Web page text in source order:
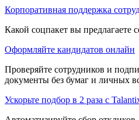
Корпоративная поддержка
Какой соцпакет вы предлагаете
Оформляйте кандидатов онлайн
Проверяйте сотрудников и
документы без бумаг и личных
Ускорьте подбор в 2 раза с